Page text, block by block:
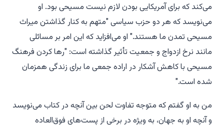
می‌کند که برای آمریکایی بودن لازم نیست مسیحی بود. او
می‌نویسد که هر دو حزب سیاسی "متهم به کنار گذاشتن میراث
مسیحی تمدن ما هستند." او می‌افزاید که این امر بر مسائلی
مانند نرخ ازدواج و جمعیت تأثیر گذاشته است: "رها کردن فرهنگ
مسیحی با کاهش آشکار در اراده جمعی ما برای زندگی همزمان
شده است."
من به او گفتم که متوجه تفاوت لحن بین آنچه در کتاب می‌نویسد
و آنچه او به جهان، به ویژه در برخی از پست‌های فوق‌العاده